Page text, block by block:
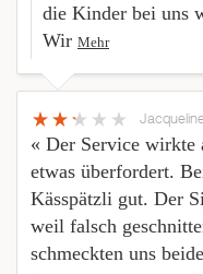
die Kinder bei uns
Wir Mehr
« Der Service wirkte
etwas überfordert.
Kässpätzli gut. Der
weil falsch
schmeckten uns